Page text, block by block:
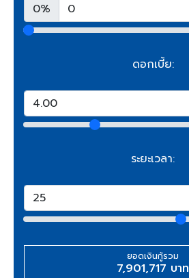
0%
ดอกเบี้ย:
ระยะเวลา:
ยอดเงินกู้รวม
7,901,717 บาท